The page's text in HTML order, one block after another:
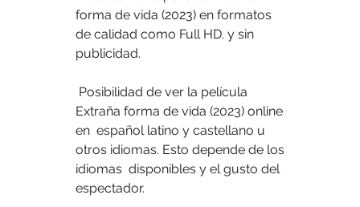
forma de vida (2023) en formatos
de calidad como Full HD. y sin
publicidad.
Extraña forma de vida (2023) online
en  español latino y castellano u
otros idiomas. Esto depende de los
idiomas  disponibles y el gusto del
espectador.